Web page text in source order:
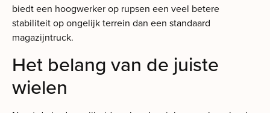
biedt een hoogwerker op rupsen een veel betere
stabiliteit op ongelijk terrein dan een standaard
magazijntruck.
Het belang van de juiste
wielen